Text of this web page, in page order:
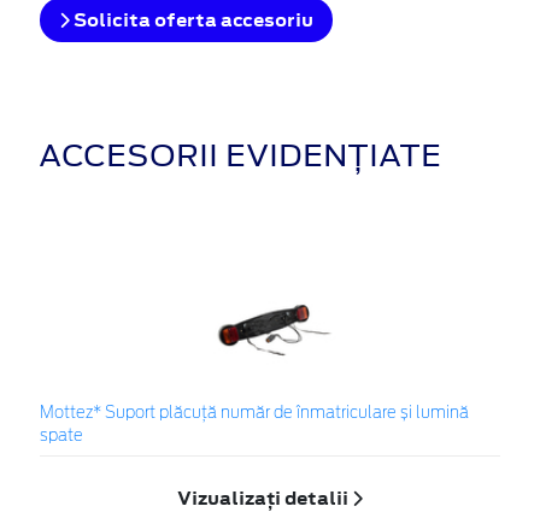
Solicita oferta accesoriu
ACCESORII EVIDENȚIATE
Mottez* Suport plăcuță număr de înmatriculare și lumină
spate
Vizualizați detalii